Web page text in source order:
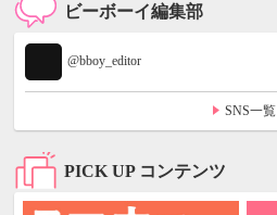
ビーボーイ編集部
@bboy_editor
SNS一覧
PICK UP コンテンツ